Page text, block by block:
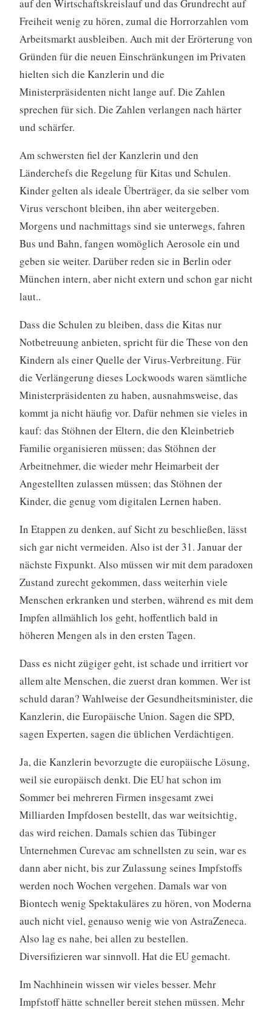
auf den Wirtschaftskreislauf und das Grundrecht auf
Freiheit wenig zu hören, zumal die Horrorzahlen vom
Arbeitsmarkt ausbleiben. Auch mit der Erörterung von
Gründen für die neuen Einschränkungen im Privaten
hielten sich die Kanzlerin und die
Ministerpräsidenten nicht lange auf. Die Zahlen
sprechen für sich. Die Zahlen verlangen nach härter
und schärfer.
Am schwersten fiel der Kanzlerin und den
Länderchefs die Regelung für Kitas und Schulen.
Kinder gelten als ideale Überträger, da sie selber vom
Virus verschont bleiben, ihn aber weitergeben.
Morgens und nachmittags sind sie unterwegs, fahren
Bus und Bahn, fangen womöglich Aerosole ein und
geben sie weiter. Darüber reden sie in Berlin oder
München intern, aber nicht extern und schon gar nicht
laut..
Dass die Schulen zu bleiben, dass die Kitas nur
Notbetreuung anbieten, spricht für die These von den
Kindern als einer Quelle der Virus-Verbreitung. Für
die Verlängerung dieses Lockwoods waren sämtliche
Ministerpräsidenten zu haben, ausnahmsweise, das
kommt ja nicht häufig vor. Dafür nehmen sie vieles in
kauf: das Stöhnen der Eltern, die den Kleinbetrieb
Familie organisieren müssen; das Stöhnen der
Arbeitnehmer, die wieder mehr Heimarbeit der
Angestellten zulassen müssen; das Stöhnen der
Kinder, die genug vom digitalen Lernen haben.
In Etappen zu denken, auf Sicht zu beschließen, lässt
sich gar nicht vermeiden. Also ist der 31. Januar der
nächste Fixpunkt. Also müssen wir mit dem paradoxen
Zustand zurecht gekommen, dass weiterhin viele
Menschen erkranken und sterben, während es mit dem
Impfen allmählich los geht, hoffentlich bald in
höheren Mengen als in den ersten Tagen.
Dass es nicht zügiger geht, ist schade und irritiert vor
allem alte Menschen, die zuerst dran kommen. Wer ist
schuld daran? Wahlweise der Gesundheitsminister, die
Kanzlerin, die Europäische Union. Sagen die SPD,
sagen Experten, sagen die üblichen Verdächtigen.
Ja, die Kanzlerin bevorzugte die europäische Lösung,
weil sie europäisch denkt. Die EU hat schon im
Sommer bei mehreren Firmen insgesamt zwei
Milliarden Impfdosen bestellt, das war weitsichtig,
das wird reichen. Damals schien das Tübinger
Unternehmen Curevac am schnellsten zu sein, war es
dann aber nicht, bis zur Zulassung seines Impfstoffs
werden noch Wochen vergehen. Damals war von
Biontech wenig Spektakuläres zu hören, von Moderna
auch nicht viel, genauso wenig wie von AstraZeneca.
Also lag es nahe, bei allen zu bestellen.
Diversifizieren war sinnvoll. Hat die EU gemacht.
Im Nachhinein wissen wir vieles besser. Mehr
Impfstoff hätte schneller bereit stehen müssen. Mehr